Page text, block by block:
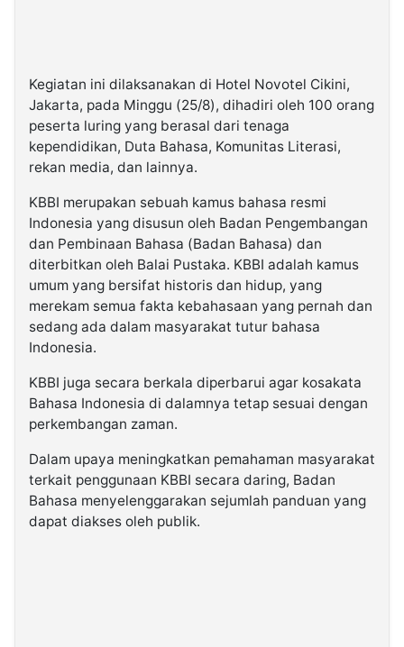
Kegiatan ini dilaksanakan di Hotel Novotel Cikini,
Jakarta, pada Minggu (25/8), dihadiri oleh 100 orang
peserta luring yang berasal dari tenaga
kependidikan, Duta Bahasa, Komunitas Literasi,
rekan media, dan lainnya.
KBBI merupakan sebuah kamus bahasa resmi
Indonesia yang disusun oleh Badan Pengembangan
dan Pembinaan Bahasa (Badan Bahasa) dan
diterbitkan oleh Balai Pustaka. KBBI adalah kamus
umum yang bersifat historis dan hidup, yang
merekam semua fakta kebahasaan yang pernah dan
sedang ada dalam masyarakat tutur bahasa
Indonesia.
KBBI juga secara berkala diperbarui agar kosakata
Bahasa Indonesia di dalamnya tetap sesuai dengan
perkembangan zaman.
Dalam upaya meningkatkan pemahaman masyarakat
terkait penggunaan KBBI secara daring, Badan
Bahasa menyelenggarakan sejumlah panduan yang
dapat diakses oleh publik.